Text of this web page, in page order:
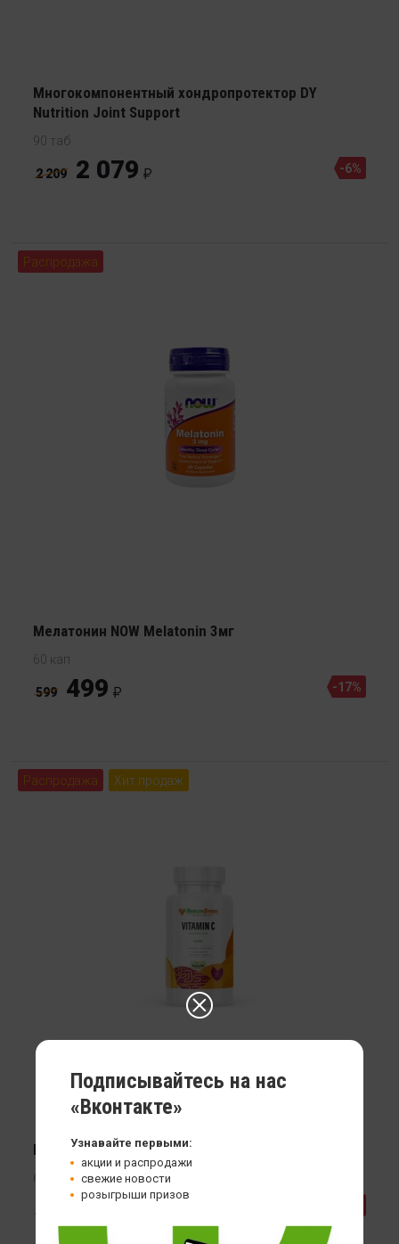
Многокомпонентный хондропротектор DY
Nutrition Joint Support
90 таб
2 209 2 079 -6%
Распродажа
Мелатонин NOW Melatonin 3мг
60 кап
599 499 -17%
Распродажа Хит продаж
Витамин С HealthStore Vitamin C
60 кап
419
Подписывайтесь на нас
«Вконтакте»
Узнавайте первыми:
акции и распродажи
свежие новости
розыгрыши призов